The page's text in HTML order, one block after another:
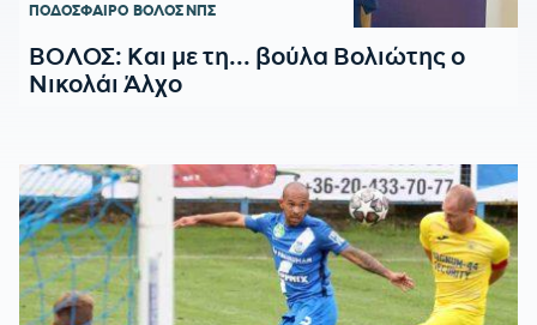
ΠΟΔΟΣΦΑΙΡΟ ΒΟΛΟΣ ΝΠΣ
ΒΟΛΟΣ: Και με τη... βούλα Βολιώτης ο
Νικολάι Άλχο